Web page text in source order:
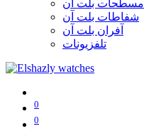
مسطحات بلت آن
شفاطات بلت آن
آفران بلت آن
تلفزيونات
0
0